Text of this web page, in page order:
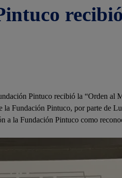
Pintuco recibió la “Orden al
Fundación Pintuco, por parte de
a la Fundación Pintuco como